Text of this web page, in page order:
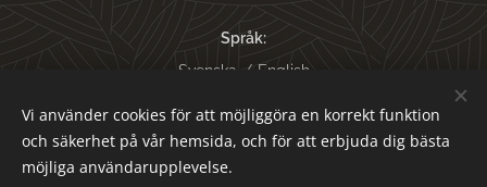
Språk
Svenska
English
Valutor
SEK kr
USD $ EUR € AUD $
Vi använder cookies för att möjliggöra en korrekt funktion
och säkerhet på vår hemsida, och för att erbjuda dig bästa
möjliga användarupplevelse.